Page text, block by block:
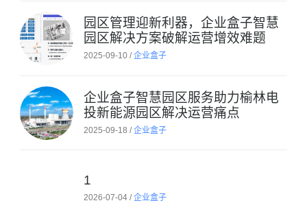
园区管理迎新利器，企业盒子智慧
园区解决方案破解运营增效难题
2025-09-10 /企业盒子
企业盒子智慧园区服务助力榆林电
投新能源园区解决运营痛点
2025-09-18 /企业盒子
1
2026-07-04 /企业盒子